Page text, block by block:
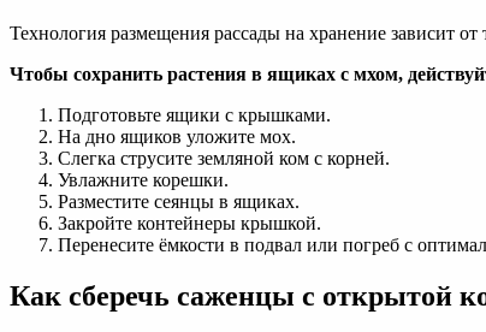
Технология размещения рассады на хранение зависит
Чтобы сохранить растения в ящиках с мхом,
Подготовьте ящики с крышками.
На дно ящиков уложите мох.
Слегка струсите земляной ком с корней.
Увлажните корешки.
Разместите сеянцы в ящиках.
Закройте контейнеры крышкой.
Перенесите ёмкости в подвал или погреб с
Как сберечь саженцы с открытой